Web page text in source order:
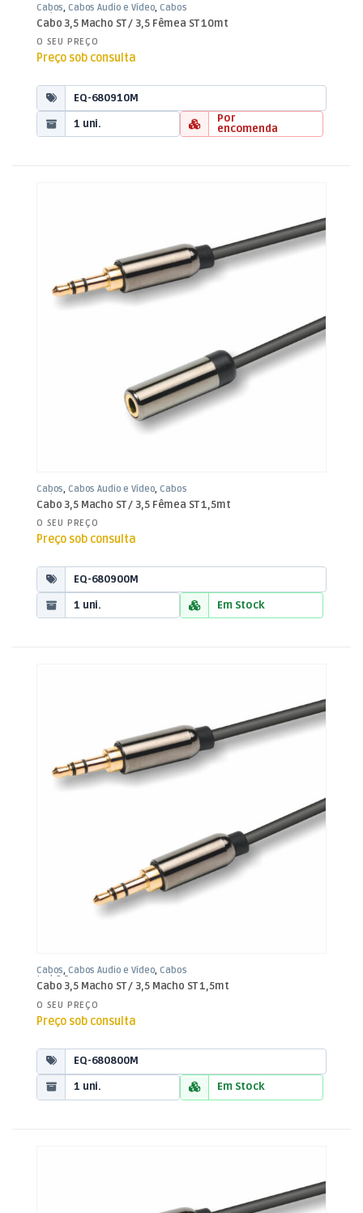
Cabos,Cabos Áudio e Vídeo,Cabos
Jack 3,5mm
Cabo 3,5 Macho ST / 3,5 Fêmea ST 10mt
O SEU PREÇO
Preço sob consulta
EQ-680910M
1 uni.
Por
encomenda
Cabos,Cabos Áudio e Vídeo,Cabos
Jack 3,5mm
Cabo 3,5 Macho ST / 3,5 Fêmea ST 1,5mt
O SEU PREÇO
Preço sob consulta
EQ-680900M
1 uni.
Em Stock
Cabos,Cabos Áudio e Vídeo,Cabos
Jack 3,5mm
Cabo 3,5 Macho ST / 3,5 Macho ST 1,5mt
O SEU PREÇO
Preço sob consulta
EQ-680800M
1 uni.
Em Stock